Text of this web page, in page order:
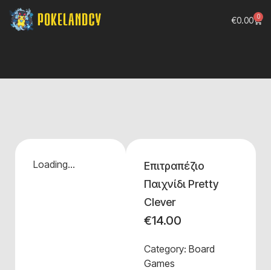
€0.00 0
Loading...
Επιτραπέζιο
Παιχνίδι Pretty
Clever
€14.00
Category: Board
Games